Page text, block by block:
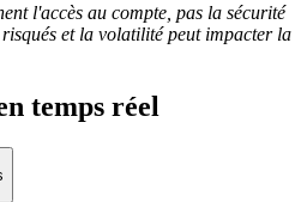
l'accès au compte, pas la sécurité
et la volatilité peut impacter la
temps réel